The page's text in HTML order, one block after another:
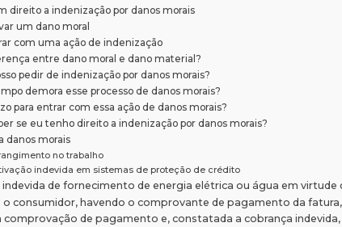
direito a indenização por danos morais
um dano moral
com uma ação de indenização
entre dano moral e dano material?
pedir de indenização por danos morais?
demora esse processo de danos morais?
para entrar com essa ação de danos morais?
se eu tenho direito a indenização por danos morais?
danos morais
no trabalho
indevida em sistemas de proteção de crédito
indevida de fornecimento de energia elétrica ou água em virtude
o consumidor, havendo o comprovante de pagamento da
comprovação de pagamento e, constatada a cobrança